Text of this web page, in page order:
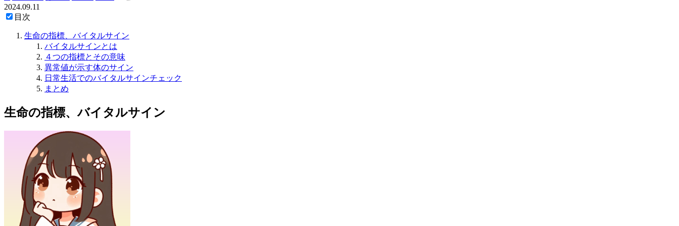
2024.09.11
目次
生命の指標、バイタルサイン
バイタルサインとは
４つの指標とその意味
異常値が示す体のサイン
日常生活でのバイタルサインチェック
まとめ
生命の指標、バイタルサイン